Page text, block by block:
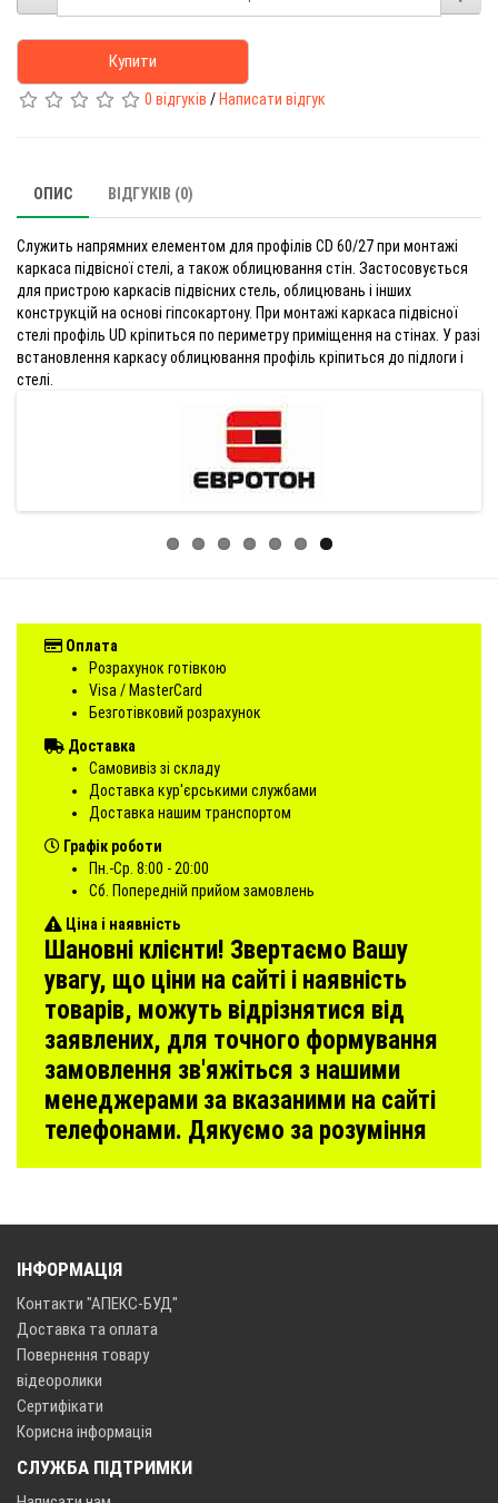
Купити
0 відгуків / Написати відгук
ОПИС ВІДГУКІВ (0)
Служить напрямних елементом для профілів CD 60/27 при монтажі
каркаса підвісної стелі, а також облицювання стін. Застосовується
для пристрою каркасів підвісних стель, облицювань і інших
конструкцій на основі гіпсокартону. При монтажі каркаса підвісної
стелі профіль UD кріпиться по периметру приміщення на стінах. У разі
встановлення каркасу облицювання профіль кріпиться до підлоги і
стелі.
Оплата
Розрахунок готівкою
Visa / MasterCard
Безготівковий розрахунок
Доставка
Самовивіз зі складу
Доставка кур'єрськими службами
Доставка нашим транспортом
Графік роботи
Пн.-Ср. 8:00 - 20:00
Сб. Попередній прийом замовлень
Ціна і наявність
Шановні клієнти! Звертаємо Вашу
увагу, що ціни на сайті і наявність
товарів, можуть відрізнятися від
заявлених, для точного формування
замовлення зв'яжіться з нашими
менеджерами за вказаними на сайті
телефонами. Дякуємо за розуміння
ІНФОРМАЦІЯ
Контакти "АПЕКС-БУД"
Доставка та оплата
Повернення товару
відеоролики
Сертифікати
Корисна інформація
СЛУЖБА ПІДТРИМКИ